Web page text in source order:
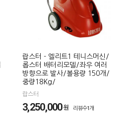
랍스터 - 엘리트1 테니스머신/
롭스터 배터리모델/좌우 여러
방향으로 발사/볼용량 150개/
중량18Kg/
랍스터
3,250,000원 리뷰수1개